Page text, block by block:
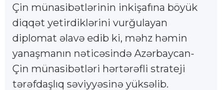
Çin münasibətlərinin inkişafına böyük
diqqət yetirdiklərini vurğulayan
diplomat əlavə edib ki, məhz həmin
yanaşmanın nəticəsində Azərbaycan-
Çin münasibətləri hərtərəfli strateji
tərəfdaşlıq səviyyəsinə yüksəlib.